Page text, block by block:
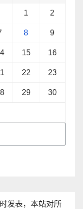
1 2
8 9
15 16
22 23
29 30
发表，本站对所